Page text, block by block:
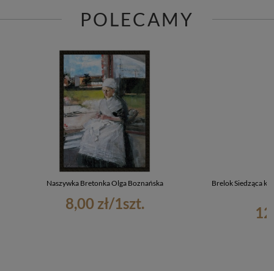
POLECAMY
Naszywka Bretonka Olga Boznańska
8,00 zł/1szt.
Brelok Siedząca